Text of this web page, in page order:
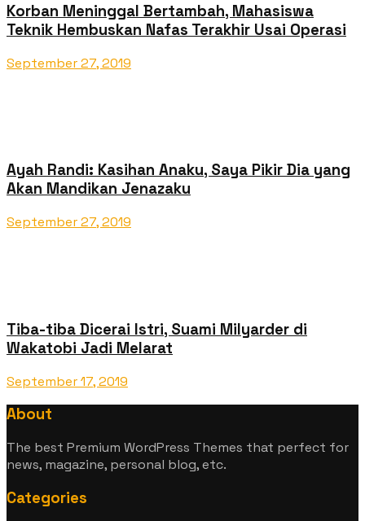
Korban Meninggal Bertambah, Mahasiswa
Teknik Hembuskan Nafas Terakhir Usai Operasi
September 27, 2019
Ayah Randi: Kasihan Anaku, Saya Pikir Dia yang
Akan Mandikan Jenazaku
September 27, 2019
Tiba-tiba Dicerai Istri, Suami Milyarder di
Wakatobi Jadi Melarat
September 17, 2019
About
The best Premium WordPress Themes that perfect for
news, magazine, personal blog, etc.
Categories